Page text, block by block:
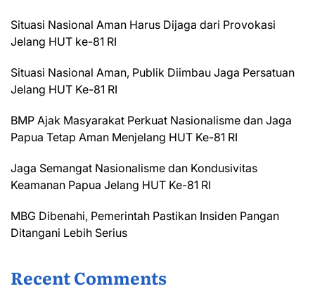
Situasi Nasional Aman Harus Dijaga dari Provokasi
Jelang HUT ke-81 RI
Situasi Nasional Aman, Publik Diimbau Jaga Persatuan
Jelang HUT Ke-81 RI
BMP Ajak Masyarakat Perkuat Nasionalisme dan Jaga
Papua Tetap Aman Menjelang HUT Ke-81 RI
Jaga Semangat Nasionalisme dan Kondusivitas
Keamanan Papua Jelang HUT Ke-81 RI
MBG Dibenahi, Pemerintah Pastikan Insiden Pangan
Ditangani Lebih Serius
Recent Comments